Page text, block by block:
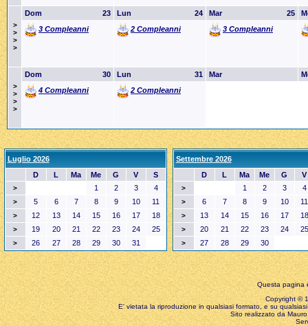
>
>
>
>
23
Dom
3 Compleanni
24
Lun
2 Compleanni
25
Mar
3 Compleanni
>
>
>
>
30
Dom
4 Compleanni
31
Lun
2 Compleanni
Mar
Luglio 2026
D
L Ma Me G V S
> 1 2 3 4
> 5 6 7 8 9 10 11
> 12 13 14 15 16 17 18
> 19 20 21 22 23 24 25
> 26 27 28 29 30 31
Settembre 2026
D
L Ma Me G V
> 1 2 3 4
> 6 7 8 9 10 11
> 13 14 15 16 17 18
> 20 21 22 23 24 25
> 27 28 29 30
Questa pagina
Copyright ©
E' vietata la riproduzione in qualsiasi formato, e su
Sito realizzato da